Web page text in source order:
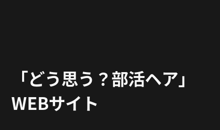
「どう思う？部活ヘア」
WEBサイト